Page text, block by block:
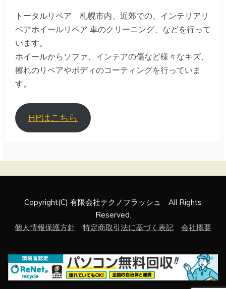
トータルリペア 札幌市内、近郊での、インテリアリ
ペアホイールリペア 車のクリーニング、などを行って
います。
ホイールからソファ、インテアの傷など様々なキズ、
擦れのリペアやボディのコーティングを行っていま
す。
HPはこちら
Copyright(C) 有限会社テクノフラッシュ All Rights
Reserved.
個人情報保護方針
特定商取引法に基づく表記 会社概要